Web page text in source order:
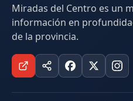
Miradas del Centro es un
información en
de la provincia.